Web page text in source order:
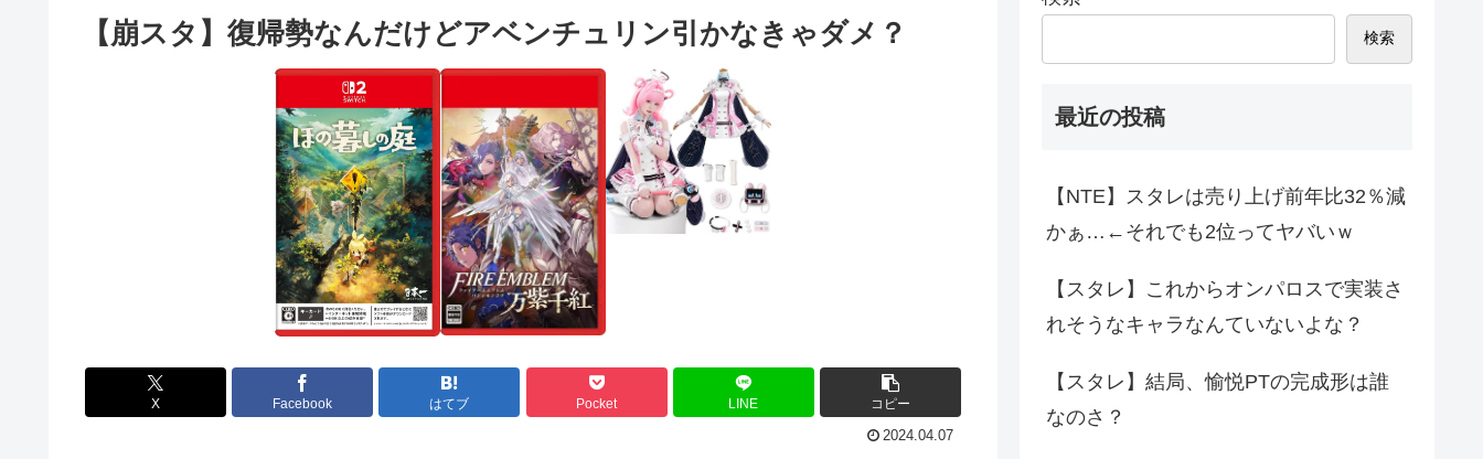
【崩スタ】復帰勢なんだけどアベンチュリン引かなきゃダメ？
X Facebook はてブ Pocket LINE コピー
2024.04.07
検索
最近の投稿
【NTE】スタレは売り上げ前年比32％減
かぁ…←それでも2位ってヤバいｗ
【スタレ】これからオンパロスで実装さ
れそうなキャラなんていないよな？
【スタレ】結局、愉悦PTの完成形は誰
なのさ？